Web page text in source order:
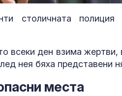
100.00%
столичната
всеки ден взима
нея бяха представени
места